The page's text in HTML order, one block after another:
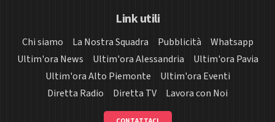
Link utili
Chi siamo La Nostra Squadra Pubblicità
Whatsapp
Ultim'ora News
Ultim'ora Alessandria
Ultim'ora Pavia
Ultim'ora Alto Piemonte
Ultim'ora Eventi
Diretta Radio
Diretta TV Lavora con Noi